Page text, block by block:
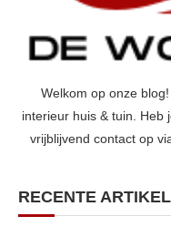
Welkom op onze
interieur huis & tuin. Heb
vrijblijvend contact op
RECENTE